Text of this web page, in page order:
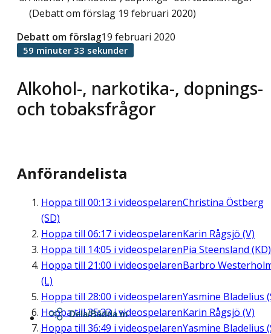
(Debatt om förslag 19 februari 2020)
Alkohol-, narkotika-, dopnings-
och tobaksfrågor
Debatt om förslag19 februari 2020
59 minuter 33 sekunder
Anförandelista
Hoppa till 00:13 i videospelarenChristina Östberg
(SD)
Hoppa till 06:17 i videospelarenKarin Rågsjö (V)
Hoppa till 14:05 i videospelarenPia Steensland (KD)
Hoppa till 21:00 i videospelarenBarbro
(L)
Hoppa till 28:00 i videospelarenYasmine Bladelius
Hoppa till35:33i videospelarenKarin Rågsjö (V)
Hoppa till 36:49 i videospelarenYasmine Bladelius
Dela/Bädda in